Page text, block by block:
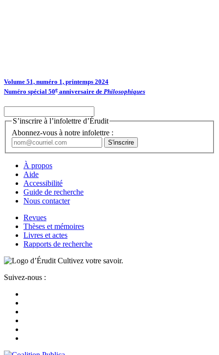
Volume 51, numéro 1, printemps 2024
Numéro spécial 50e anniversaire de Philosophiques
S’inscrire à l’infolettre d’Érudit
Abonnez-vous à notre infolettre :
À propos
Aide
Accessibilité
Guide de recherche
Nous contacter
Revues
Thèses et mémoires
Livres et actes
Rapports de recherche
Cultivez votre savoir.
Suivez-nous :